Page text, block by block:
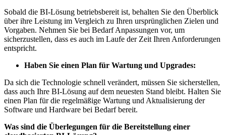
Sobald die BI-Lösung betriebsbereit ist, behalten Sie den Überblick
über ihre Leistung im Vergleich zu Ihren ursprünglichen Zielen und
Vorgaben. Nehmen Sie bei Bedarf Anpassungen vor, um
sicherzustellen, dass es auch im Laufe der Zeit Ihren Anforderungen
entspricht.
Haben Sie einen Plan für Wartung und Upgrades:
Da sich die Technologie schnell verändert, müssen Sie sicherstellen,
dass auch Ihre BI-Lösung auf dem neuesten Stand bleibt. Halten Sie
einen Plan für die regelmäßige Wartung und Aktualisierung der
Software und Hardware bei Bedarf bereit.
Was sind die Überlegungen für die Bereitstellung einer